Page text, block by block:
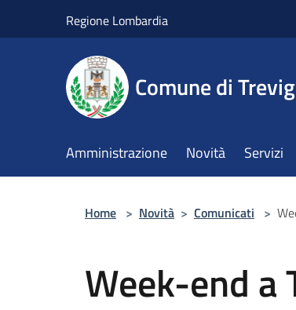
Regione Lombardia
Comune di
Amministrazione Novità Servizi
Home > Novità > Comunicati >
Week-end a